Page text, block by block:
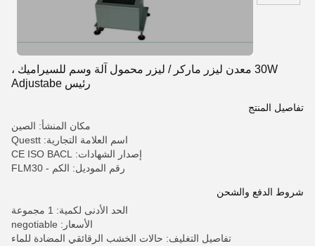
30W معدن ليزر ماركر / ليزر محمول آلة وسم للسيراميك ،
رئيس Adjustabe
تفاصيل المنتج
مكان المنشأ: الصين
اسم العلامة التجارية: Questt
إصدار الشهادات: CE ISO BACL
رقم الموديل: الكم - FLM30
شروط الدفع والشحن
الحد الأدنى لكمية: 1 مجموعة
الأسعار: negotiable
تفاصيل التغليف: حالات الخشب الرقائقي المضادة للماء